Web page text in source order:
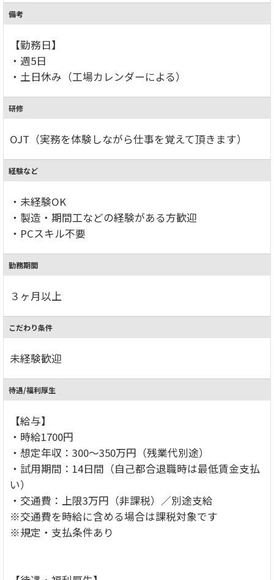
備考
【勤務日】
・週5日
・土日休み（工場カレンダーによる）
研修
OJT（実務を体験しながら仕事を覚えて頂きます）
経験など
・未経験OK
・製造・期間工などの経験がある方歓迎
・PCスキル不要
勤務期間
３ヶ月以上
こだわり条件
未経験歓迎
待遇/福利厚生
【給与】
・時給1700円
・想定年収：300～350万円（残業代別途）
・試用期間：14日間（自己都合退職時は最低賃金支払
い）
・交通費：上限3万円（非課税）／別途支給
※交通費を時給に含める場合は課税対象です
※規定・支払条件あり